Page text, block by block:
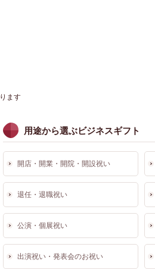
ます
用途から選ぶビジネスギフト
開店・開業・開院・開設祝い
退任・退職祝い
公演・個展祝い
出演祝い・発表会のお祝い